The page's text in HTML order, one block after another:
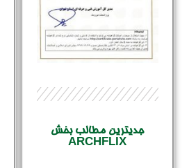
جدیترین مطالب بخش
ARCHFLIX